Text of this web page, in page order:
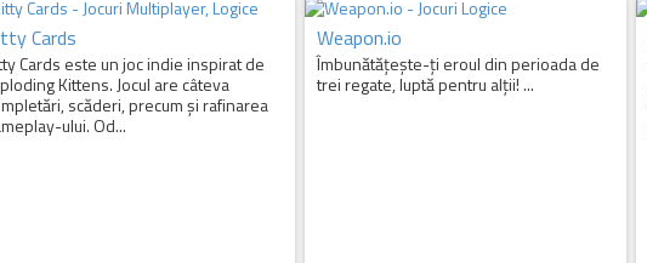
Cards
Cards este un joc indie inspirat de
Kittens. Jocul are câteva
scăderi, precum și rafinarea
ului. Od...
Weapon.io
Îmbunătățește-ți eroul din perioada de
trei regate, luptă pentru alții! ...